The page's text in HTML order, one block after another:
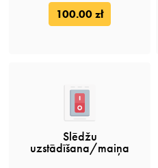
100.00 zł
Slēdžu
uzstādīšana/maiņa